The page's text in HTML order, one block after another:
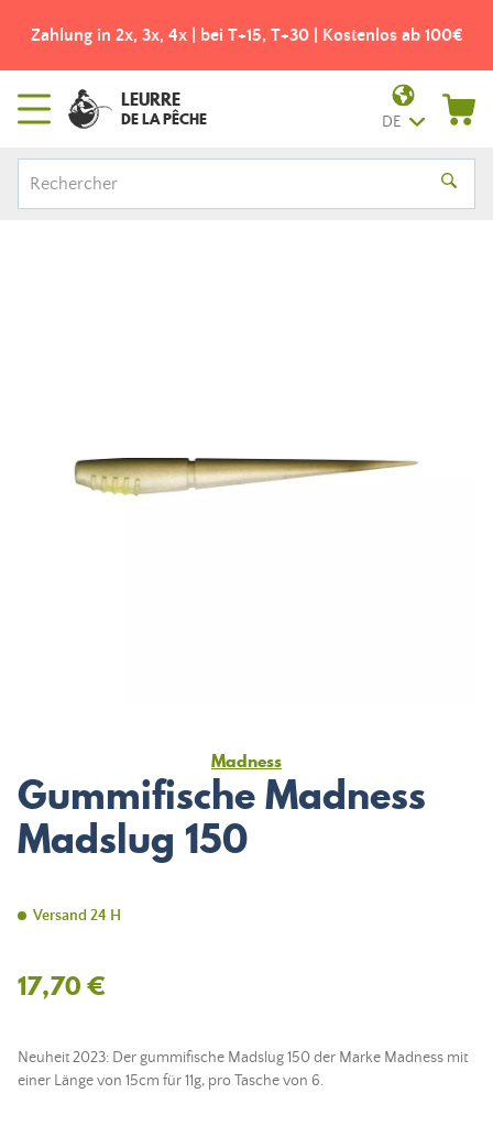
Zahlung in 2x, 3x, 4x | bei T+15, T+30 | Kostenlos ab 100€
LEURRE
DE LA PÊCHE DE
Madness
Gummifische Madness
Madslug 150
Versand 24 H
17,70 €
Neuheit 2023: Der gummifische Madslug 150 der Marke Madness mit
einer Länge von 15cm für 11g, pro Tasche von 6.